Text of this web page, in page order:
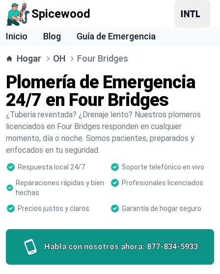
Spicewood
Inicio Blog Guía de Emergencia
Hogar OH Four Bridges
Plomería de Emergencia
24/7 en Four Bridges
¿Tubería reventada? ¿Drenaje lento? Nuestros plomeros
licenciados en Four Bridges responden en cualquier
momento, día o noche. Somos pacientes, preparados y
enfocados en tu seguridad.
Respuesta local 24/7
Soporte telefónico en vivo
Reparaciones rápidas y bien
hechas
Profesionales licenciados
Precios justos y claros Garantía de hogar seguro
Habla con nosotros ahora: 877-834-5933